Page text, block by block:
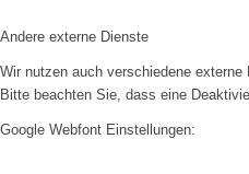
Andere externe Dienste
Wir nutzen auch verschiedene
Bitte beachten Sie, dass eine
Google Webfont Einstellungen: